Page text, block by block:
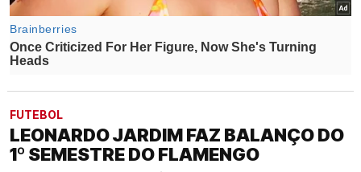
FUTEBOL
LEONARDO JARDIM FAZ BALANÇO DO
1º SEMESTRE DO FLAMENGO